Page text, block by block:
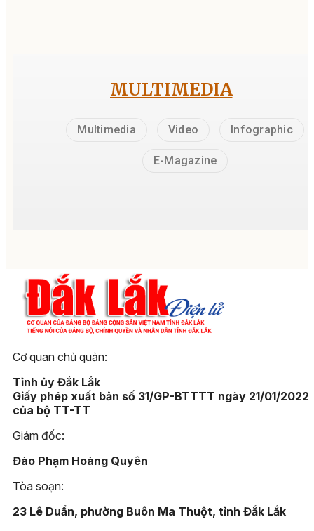
MULTIMEDIA
Multimedia Video Infographic
E-Magazine
Cơ quan chủ quản:
Tỉnh ủy Đắk Lắk
Giấy phép xuất bản số 31/GP-BTTTT ngày 21/01/2022
của bộ TT-TT
Giám đốc:
Đào Phạm Hoàng Quyên
Tòa soạn:
23 Lê Duẩn, phường Buôn Ma Thuột, tỉnh Đắk Lắk